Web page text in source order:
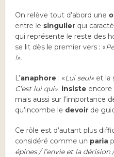
On relève tout d’abord une
entre le singulier qui
qui représente le reste des
se lit dès le premier vers : «
!».
L’anaphore : «Lui seul» et la
C’est lui qui» insiste encore
mais aussi sur l’importance
qu’incombe le devoir de
Ce rôle est d’autant plus
considéré comme un paria
épines / l’envie et la dérision